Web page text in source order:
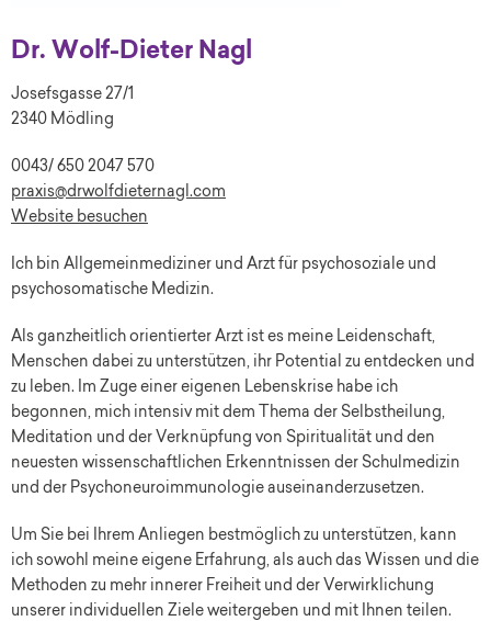
Dr. Wolf-Dieter Nagl
Josefsgasse 27/1
2340 Mödling
0043/ 650 2047 570
praxis@drwolfdieternagl.com
Website besuchen
Ich bin Allgemeinmediziner und Arzt für psychosoziale und
psychosomatische Medizin.
Als ganzheitlich orientierter Arzt ist es meine Leidenschaft,
Menschen dabei zu unterstützen, ihr Potential zu entdecken und
zu leben. Im Zuge einer eigenen Lebenskrise habe ich
begonnen, mich intensiv mit dem Thema der Selbstheilung,
Meditation und der Verknüpfung von Spiritualität und den
neuesten wissenschaftlichen Erkenntnissen der Schulmedizin
und der Psychoneuroimmunologie auseinanderzusetzen.
Um Sie bei Ihrem Anliegen bestmöglich zu unterstützen, kann
ich sowohl meine eigene Erfahrung, als auch das Wissen und die
Methoden zu mehr innerer Freiheit und der Verwirklichung
unserer individuellen Ziele weitergeben und mit Ihnen teilen.